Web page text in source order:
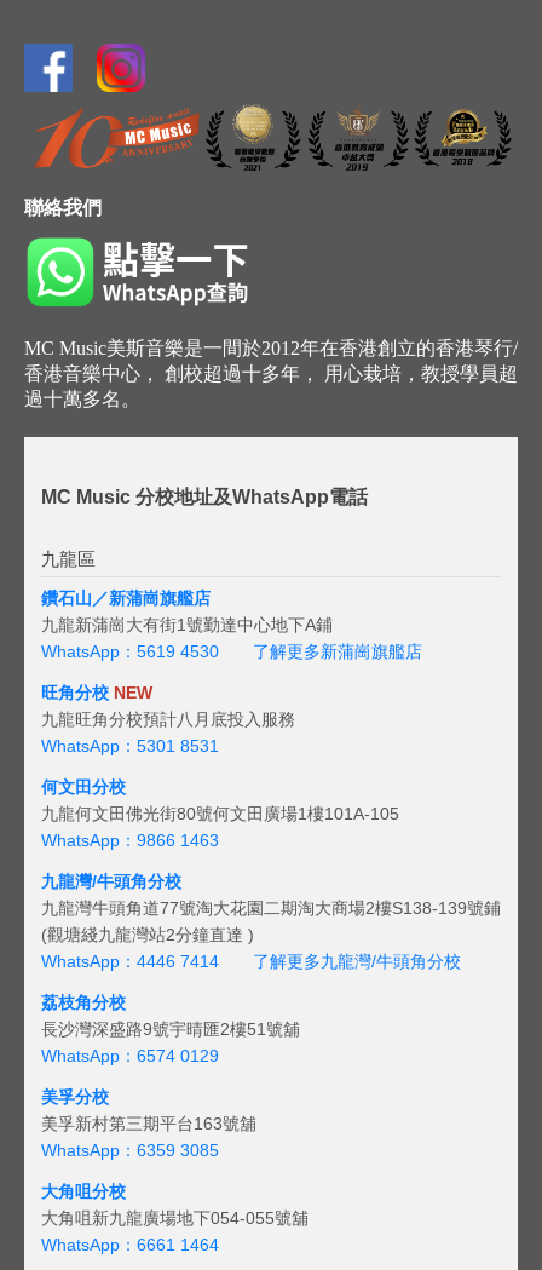
聯絡我們
MC Music美斯音樂是一間於2012年在香港創立的香港琴行/
香港音樂中心， 創校超過十多年， 用心栽培，教授學員超
過十萬多名。
MC Music 分校地址及WhatsApp電話
九龍區
鑽石山／新蒲崗旗艦店
九龍新蒲崗大有街1號勤達中心地下A鋪
WhatsApp：5619 4530
了解更多新蒲崗旗艦店
旺角分校 NEW
九龍旺角分校預計八月底投入服務
WhatsApp：5301 8531
何文田分校
九龍何文田佛光街80號何文田廣場1樓101A-105
WhatsApp：9866 1463
九龍灣/牛頭角分校
九龍灣牛頭角道77號淘大花園二期淘大商場2樓S138-139號鋪
(觀塘綫九龍灣站2分鐘直達 )
WhatsApp：4446 7414
了解更多九龍灣/牛頭角分校
荔枝角分校
長沙灣深盛路9號宇晴匯2樓51號舖
WhatsApp：6574 0129
美孚分校
美孚新村第三期平台163號舖
WhatsApp：6359 3085
大角咀分校
大角咀新九龍廣場地下054-055號舖
WhatsApp：6661 1464